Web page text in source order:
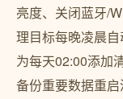
亮度、关闭蓝牙/
理目标每晚凌晨
为每天02:00添加
备份重要数据重